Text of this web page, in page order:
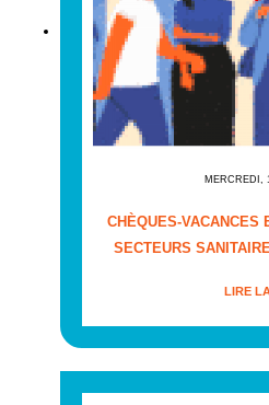
MERCREDI,
CHÈQUES-VACANCES
SECTEURS
LIRE